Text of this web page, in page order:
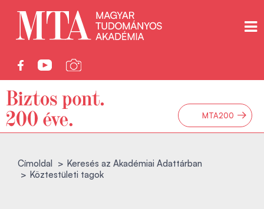
MTA200 →
Címoldal
Keresés az Akadémiai Adattárban
Köztestületi tagok